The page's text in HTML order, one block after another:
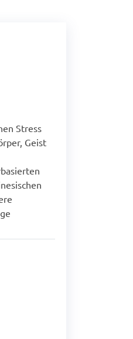
Stress
Geist